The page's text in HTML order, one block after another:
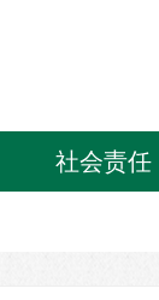
社会责任